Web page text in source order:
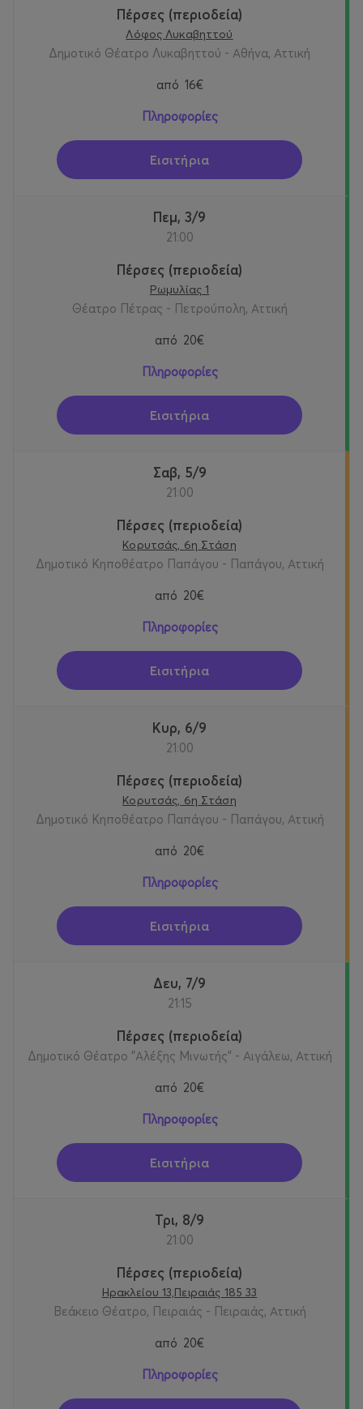
Πέρσες (περιοδεία)
Λόφος Λυκαβηττού
Δημοτικό Θέατρο Λυκαβηττού - Αθήνα, Αττική
από 16€
Πληροφορίες
Εισιτήρια
Πεμ, 3/9
21:00
Πέρσες (περιοδεία)
Ρωμυλίας 1
Θέατρο Πέτρας - Πετρούπολη, Αττική
από 20€
Πληροφορίες
Εισιτήρια
Σαβ, 5/9
21:00
Πέρσες (περιοδεία)
Κορυτσάς, 6η Στάση
Δημοτικό Κηποθέατρο Παπάγου - Παπάγου, Αττική
από 20€
Πληροφορίες
Εισιτήρια
Κυρ, 6/9
21:00
Πέρσες (περιοδεία)
Κορυτσάς, 6η Στάση
Δημοτικό Κηποθέατρο Παπάγου - Παπάγου, Αττική
από 20€
Πληροφορίες
Εισιτήρια
Δευ, 7/9
21:15
Πέρσες (περιοδεία)
Δημοτικό Θέατρο "Αλέξης Μινωτής" - Αιγάλεω, Αττική
από 20€
Πληροφορίες
Εισιτήρια
Τρι, 8/9
21:00
Πέρσες (περιοδεία)
Ηρακλείου 13,Πειραιάς 185 33
Βεάκειο Θέατρο, Πειραιάς - Πειραιάς, Αττική
από 20€
Πληροφορίες